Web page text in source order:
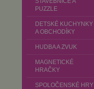
PUZZLE
DETSKÉ KUCHYNKY
A OBCHODÍKY
HUDBA A ZVUK
MAGNETICKÉ
HRAČKY
SPOLOČENSKÉ HRY